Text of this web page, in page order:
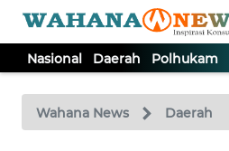
Nasional Daerah Polhukam
Wahana News Daerah
TV
Tutup